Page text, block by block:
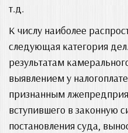
т.д.
К числу наиболее
следующая категория
результатам
выявлением у
признанным
вступившего в законную
постановления суда,